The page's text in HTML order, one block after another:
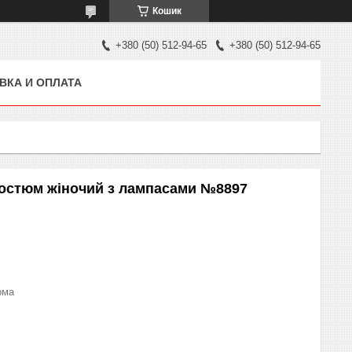
Кошик
+380 (50) 512-94-65 +380 (50) 512-94-65
И ОПЛАТА
жіночий з лампасами №8897